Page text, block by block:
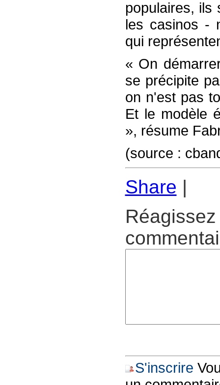
populaires, ils
les casinos -
qui
« On
se précipite
on n'est pas
Et le modèle
», résume
(source :
Share |
S'inscrire